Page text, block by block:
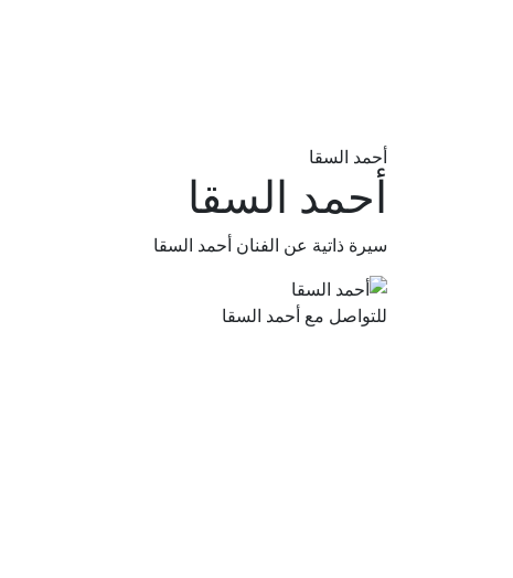
أحمد السقا
أحمد السقا
سيرة ذاتية عن الفنان أحمد السقا
للتواصل مع أحمد السقا